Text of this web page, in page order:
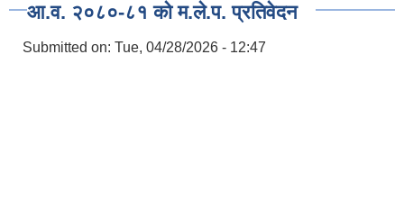
आ.व. २०८०-८१ को म.ले.प. प्रतिवेदन
Submitted on: Tue, 04/28/2026 - 12:47